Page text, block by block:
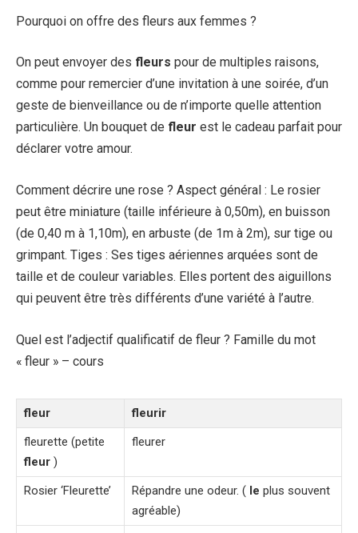
Pourquoi on offre des fleurs aux femmes ?
On peut envoyer des fleurs pour de multiples raisons,
comme pour remercier d’une invitation à une soirée, d’un
geste de bienveillance ou de n’importe quelle attention
particulière. Un bouquet de fleur est le cadeau parfait pour
déclarer votre amour.
Comment décrire une rose ? Aspect général : Le rosier
peut être miniature (taille inférieure à 0,50m), en buisson
(de 0,40 m à 1,10m), en arbuste (de 1m à 2m), sur tige ou
grimpant. Tiges : Ses tiges aériennes arquées sont de
taille et de couleur variables. Elles portent des aiguillons
qui peuvent être très différents d’une variété à l’autre.
Quel est l’adjectif qualificatif de fleur ? Famille du mot
« fleur » – cours
fleur
fleurir
fleurette (petite
fleur )
fleurer
Rosier ‘Fleurette’ Répandre une odeur. ( le plus souvent
agréable)